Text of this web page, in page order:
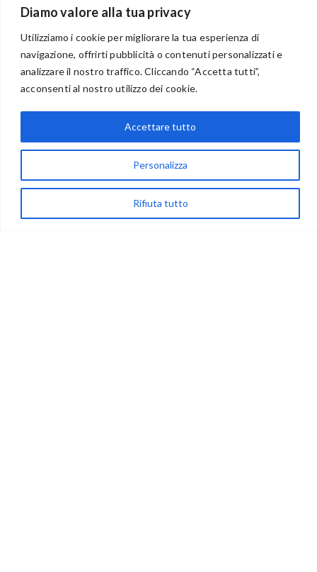
Diamo valore alla tua privacy
Utilizziamo i cookie per migliorare la tua esperienza di
navigazione, offrirti pubblicità o contenuti personalizzati e
analizzare il nostro traffico. Cliccando “Accetta tutti”,
acconsenti al nostro utilizzo dei cookie.
Personalizza
Rifiuta tutto
Accettare tutto
BENVENUTI NEL PORTALE RIVENDITORI
via Acqua delle Noci 12
83024 Monteforte Irpino (AV)
(+39) 081-7777233